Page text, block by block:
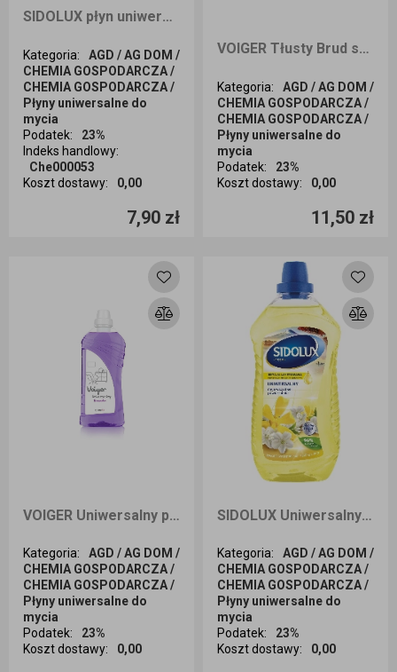
SIDOLUX płyn uniwersalny japońska wiśnia 1l
Kategoria:
AGD / AG DOM /
CHEMIA GOSPODARCZA /
CHEMIA GOSPODARCZA /
Płyny uniwersalne do
mycia
Podatek:
23%
Indeks handlowy:
Che000053
Koszt dostawy: 0,00
7,90 zł
Ilość sztuk
VOIGER Tłusty Brud spray KUCHNIA 500ml zielona herbata i cytryna
Kategoria:
AGD / AG DOM /
CHEMIA GOSPODARCZA /
CHEMIA GOSPODARCZA /
Płyny uniwersalne do
mycia
Podatek:
23%
Koszt dostawy: 0,00
11,50 zł
Ilość sztuk
VOIGER Uniwersalny płyn do powierzchni o zapachu lawendowym 1L
Kategoria:
AGD / AG DOM /
CHEMIA GOSPODARCZA /
CHEMIA GOSPODARCZA /
Płyny uniwersalne do
mycia
Podatek:
23%
Koszt dostawy: 0,00
Ilość sztuk
SIDOLUX Uniwersalny płyn do mycia powierzchni o zapachu śliwy japońskiej z ylang ylang 1L
Kategoria:
AGD / AG DOM /
CHEMIA GOSPODARCZA /
CHEMIA GOSPODARCZA /
Płyny uniwersalne do
mycia
Podatek:
23%
Koszt dostawy: 0,00
Ilość sztuk